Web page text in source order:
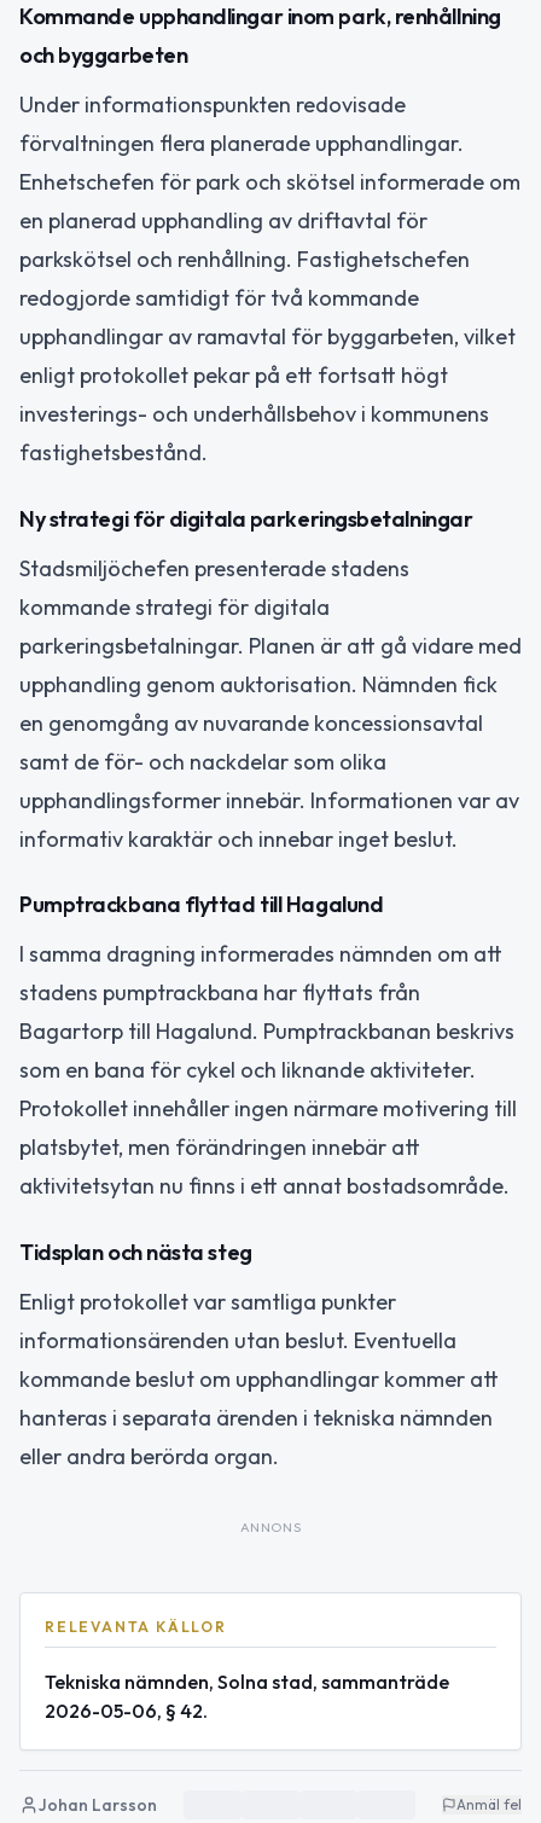
Kommande upphandlingar inom park, renhållning
och byggarbeten
Under informationspunkten redovisade
förvaltningen flera planerade upphandlingar.
Enhetschefen för park och skötsel informerade om
en planerad upphandling av driftavtal för
parkskötsel och renhållning. Fastighetschefen
redogjorde samtidigt för två kommande
upphandlingar av ramavtal för byggarbeten, vilket
enligt protokollet pekar på ett fortsatt högt
investerings- och underhållsbehov i kommunens
fastighetsbestånd.
Ny strategi för digitala parkeringsbetalningar
Stadsmiljöchefen presenterade stadens
kommande strategi för digitala
parkeringsbetalningar. Planen är att gå vidare med
upphandling genom auktorisation. Nämnden fick
en genomgång av nuvarande koncessionsavtal
samt de för- och nackdelar som olika
upphandlingsformer innebär. Informationen var av
informativ karaktär och innebar inget beslut.
Pumptrackbana flyttad till Hagalund
I samma dragning informerades nämnden om att
stadens pumptrackbana har flyttats från
Bagartorp till Hagalund. Pumptrackbanan beskrivs
som en bana för cykel och liknande aktiviteter.
Protokollet innehåller ingen närmare motivering till
platsbytet, men förändringen innebär att
aktivitetsytan nu finns i ett annat bostadsområde.
Tidsplan och nästa steg
Enligt protokollet var samtliga punkter
informationsärenden utan beslut. Eventuella
kommande beslut om upphandlingar kommer att
hanteras i separata ärenden i tekniska nämnden
eller andra berörda organ.
ANNONS
RELEVANTA KÄLLOR
Tekniska nämnden, Solna stad, sammanträde
2026-05-06, § 42.
Johan Larsson Anmäl fel